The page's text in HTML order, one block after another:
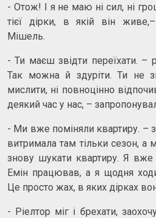
- Отож! І я не маю ні сил, ні
тієї дірки, в якій він
Мішель.
- Ти маєш звідти переїхати. –
Так можна й здуріти. Ти не
мислити, ні повноцінно
деякий час у нас, –
- Ми вже поміняли квартиру. –
витримала там тільки сезон, а
знову шукати квартиру. Я вже
Емін працював, а я щодня
Це просто жах, в яких дірках
- Ріелтор міг і брехати,